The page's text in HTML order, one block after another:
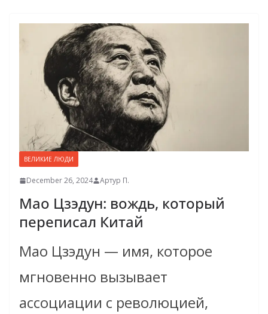
ВЕЛИКИЕ ЛЮДИ
December 26, 2024 Артур П.
Мао Цзэдун: вождь, который
переписал Китай
Мао Цзэдун — имя, которое
мгновенно вызывает
ассоциации с революцией,